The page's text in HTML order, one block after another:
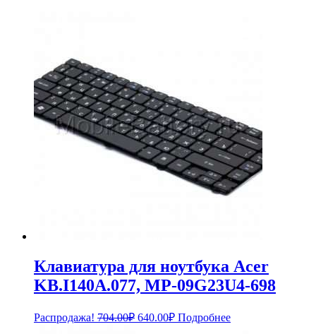
Клавиатура для ноутбука Acer
KB.I140A.077, MP-09G23U4-698
Распродажа! 704.00₽ Первоначальная
640.00₽Текущая
цена:
Подробнее